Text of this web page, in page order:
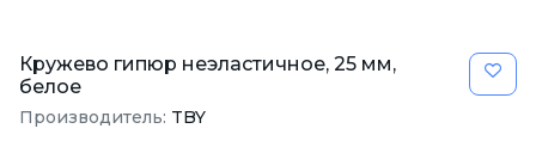
Кружево гипюр неэластичное, 25 мм,
белое
Производитель: TBY